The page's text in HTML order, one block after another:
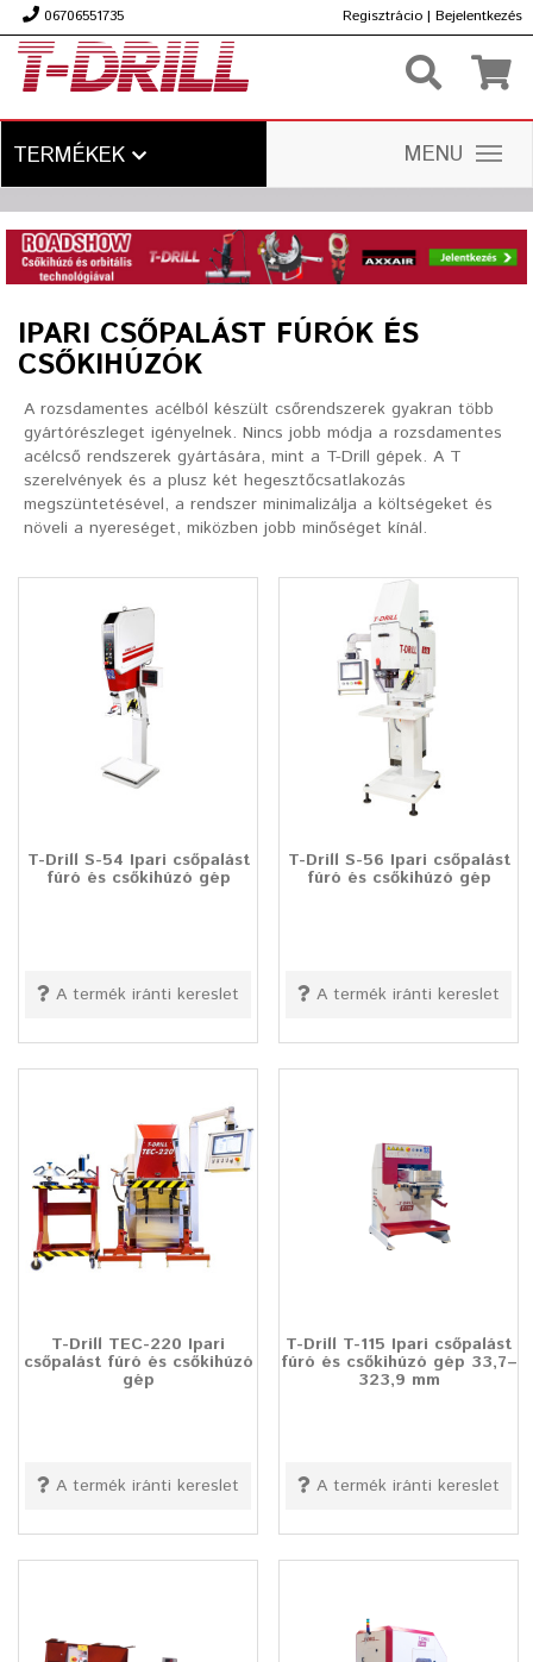
06706551735 Regisztrácio | Bejelentkezés
TERMÉKEK MENU
IPARI CSŐPALÁST FÚRÓK ÉS
CSŐKIHÚZÓK
A rozsdamentes acélból készült csőrendszerek gyakran több
gyártórészleget igényelnek. Nincs jobb módja a rozsdamentes
acélcső rendszerek gyártására, mint a T-Drill gépek. A T
szerelvények és a plusz két hegesztőcsatlakozás
megszüntetésével, a rendszer minimalizálja a költségeket és
növeli a nyereséget, miközben jobb minőséget kínál.
T-Drill S-54 Ipari csőpalást
fúró és csőkihúzó gép
A termék iránti kereslet
T-Drill S-56 Ipari csőpalást
fúró és csőkihúzó gép
A termék iránti kereslet
T-Drill TEC-220 Ipari
csőpalást fúró és csőkihúzó
gép
A termék iránti kereslet
T-Drill T-115 Ipari csőpalást
fúró és csőkihúzó gép 33,7–
323,9 mm
A termék iránti kereslet